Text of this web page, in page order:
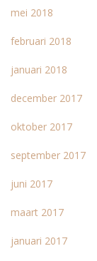
mei 2018
februari 2018
januari 2018
december 2017
oktober 2017
september 2017
juni 2017
maart 2017
januari 2017